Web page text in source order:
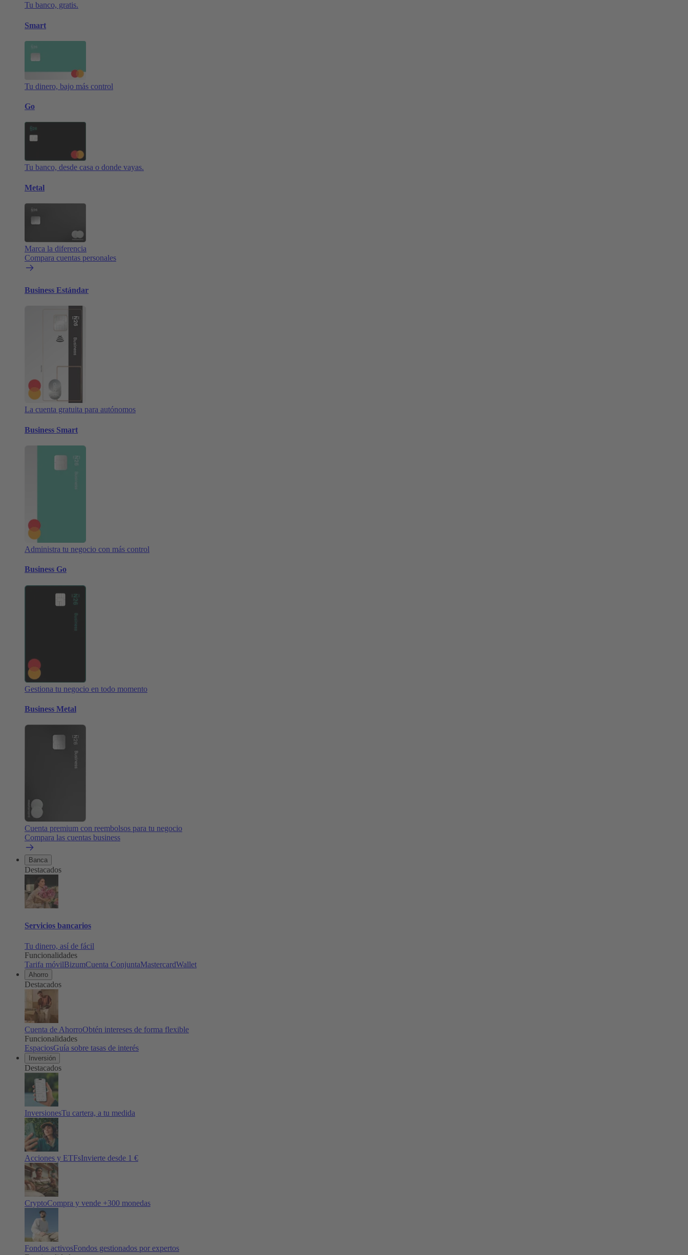
Tu banco, gratis.
Smart
Tu dinero, bajo más control
Go
Tu banco, desde casa o donde vayas.
Metal
Marca la diferencia
Compara cuentas personales
Business Estándar
La cuenta gratuita para autónomos
Business Smart
Administra tu negocio con más control
Business Go
Gestiona tu negocio en todo momento
Business Metal
Cuenta premium con reembolsos para tu negocio
Compara las cuentas business
Banca
Destacados
Servicios bancarios
Tu dinero, así de fácil
Funcionalidades
Tarifa móvilBizumCuenta ConjuntaMastercardWallet
Ahorro
Destacados
Cuenta de AhorroObtén intereses de forma flexible
Funcionalidades
EspaciosGuía sobre tasas de interés
Inversión
Destacados
InversionesTu cartera, a tu medida
Acciones y ETFsInvierte desde 1 €
CryptoCompra y vende +300 monedas
Fondos activosFondos gestionados por expertos